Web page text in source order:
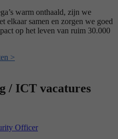
warm onthaald, zijn we
elkaar samen en zorgen we goed
op het leven van ruim 30.000
>
/ ICT vacatures
Officer